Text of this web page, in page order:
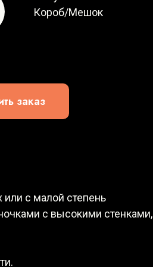
Короб/Мешок
заказ
с малой степень
с высокими стенками,